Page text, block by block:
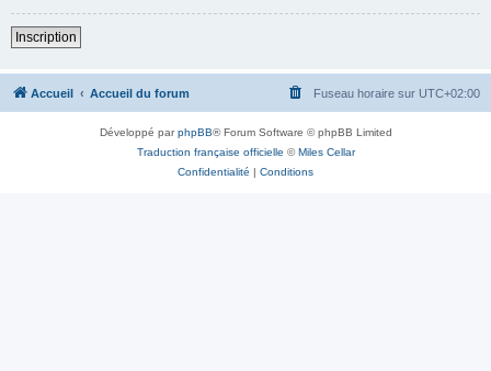
Inscription
Accueil Accueil du forum Fuseau horaire sur UTC+02:00
Développé parphpBB® Forum Software © phpBB Limited
Traduction française officielle ©Miles Cellar
Confidentialité | Conditions